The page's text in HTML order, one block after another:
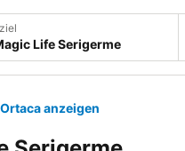
anzeigen